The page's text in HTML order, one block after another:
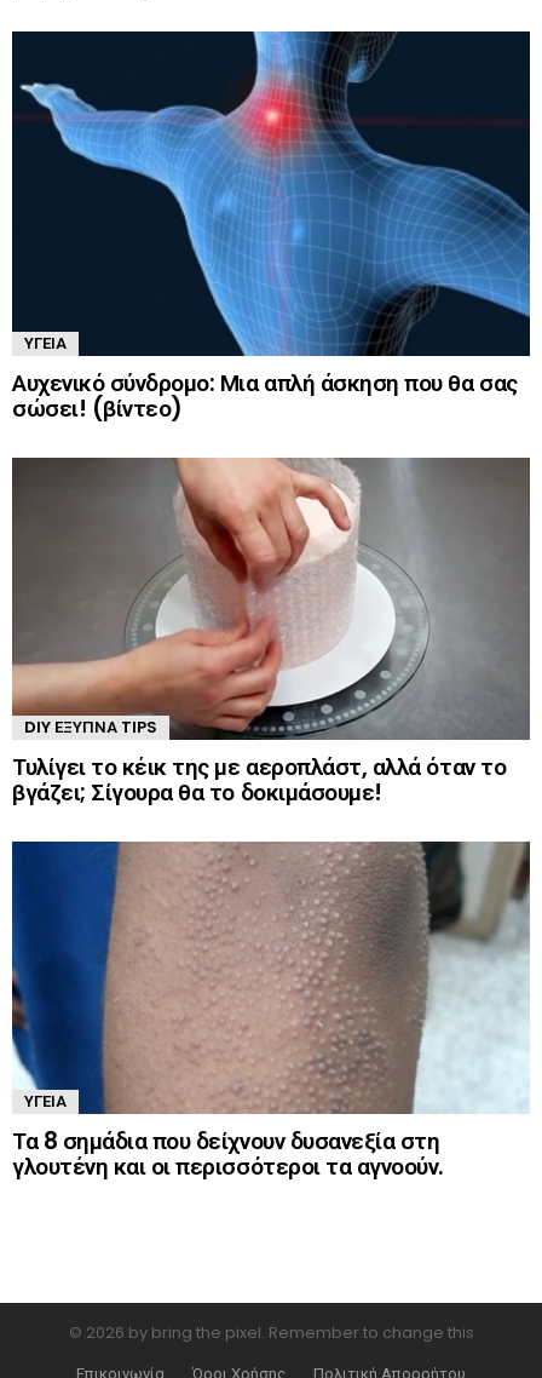
ΥΓΕΊΑ
Αυχενικό σύνδρομο: Μια απλή άσκηση που θα σας
σώσει! (βίντεο)
DIY ΈΞΥΠΝΑ TIPS
Τυλίγει το κέικ της με αεροπλάστ, αλλά όταν το
βγάζει; Σίγουρα θα το δοκιμάσουμε!
ΥΓΕΊΑ
Τα 8 σημάδια που δείχνουν δυσανεξία στη
γλουτένη και οι περισσότεροι τα αγνοούν.
© 2026 by bring the pixel. Remember to change this
Επικοινωνία
Όροι Χρήσης Πολιτική Απορρήτου